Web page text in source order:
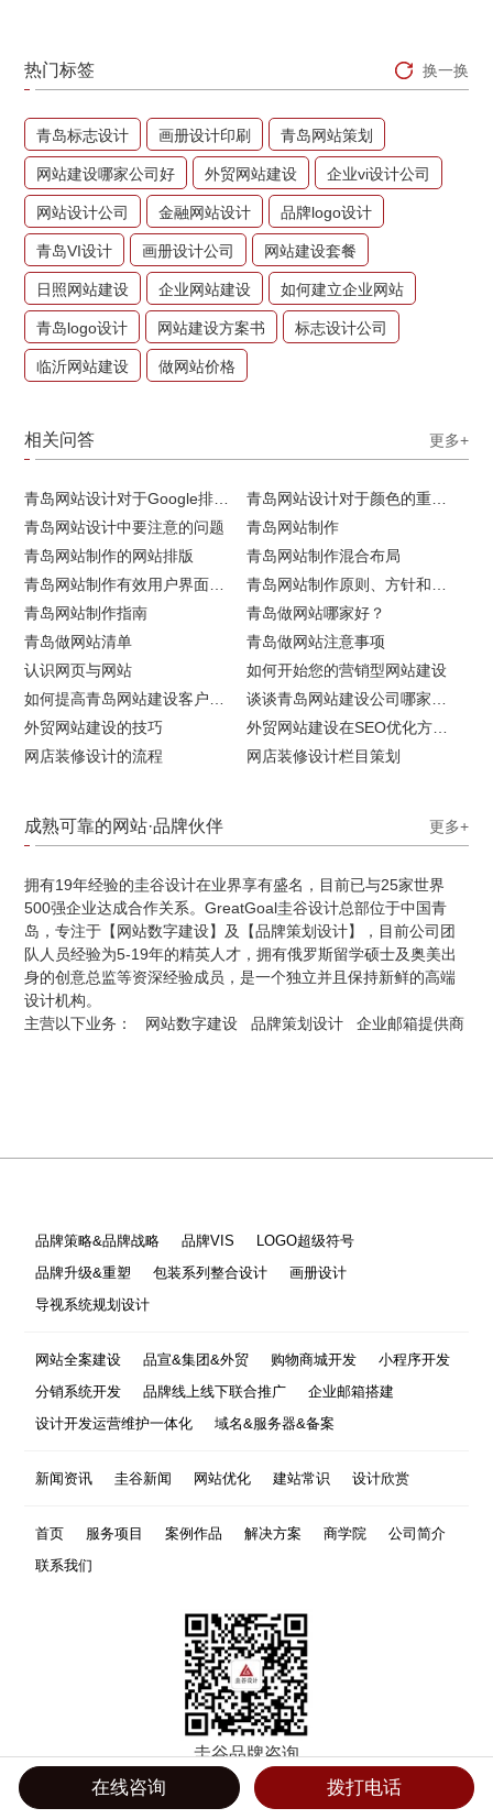
热门标签 换一换
青岛标志设计 画册设计印刷 青岛网站策划
网站建设哪家公司好 外贸网站建设 企业vi设计公司
网站设计公司 金融网站设计 品牌logo设计
青岛VI设计 画册设计公司 网站建设套餐
日照网站建设 企业网站建设 如何建立企业网站
青岛logo设计 网站建设方案书 标志设计公司
临沂网站建设 做网站价格
相关问答 更多+
青岛网站设计中要注意的问题
青岛网站制作
青岛网站制作的网站排版
青岛网站制作混合布局
青岛网站制作指南
青岛做网站哪家好？
青岛做网站清单
青岛做网站注意事项
认识网页与网站
如何开始您的营销型网站建设
外贸网站建设的技巧
网店装修设计的流程
网店装修设计栏目策划
成熟可靠的网站·品牌伙伴 更多+
拥有19年经验的圭谷设计在业界享有盛名，目前已与25家世界
500强企业达成合作关系。GreatGoal圭谷设计总部位于中国青
岛，专注于【网站数字建设】及【品牌策划设计】，目前公司团
队人员经验为5-19年的精英人才，拥有俄罗斯留学硕士及奥美出
身的创意总监等资深经验成员，是一个独立并且保持新鲜的高端
设计机构。
主营以下业务： 网站数字建设 品牌策划设计 企业邮箱提供商
在线咨询 拨打电话
品牌策略&品牌战略 品牌VIS
LOGO超级符号
品牌升级&重塑
包装系列整合设计
画册设计
导视系统规划设计
网站全案建设 品宣&集团&外贸 购物商城开发
小程序开发
分销系统开发
品牌线上线下联合推广
企业邮箱搭建
设计开发运营维护一体化
域名&服务器&备案
新闻资讯 圭谷新闻 网站优化 建站常识 设计欣赏
首页 服务项目 案例作品 解决方案 商学院
公司简介
联系我们
圭谷品牌咨询
TEL:0532-80935115